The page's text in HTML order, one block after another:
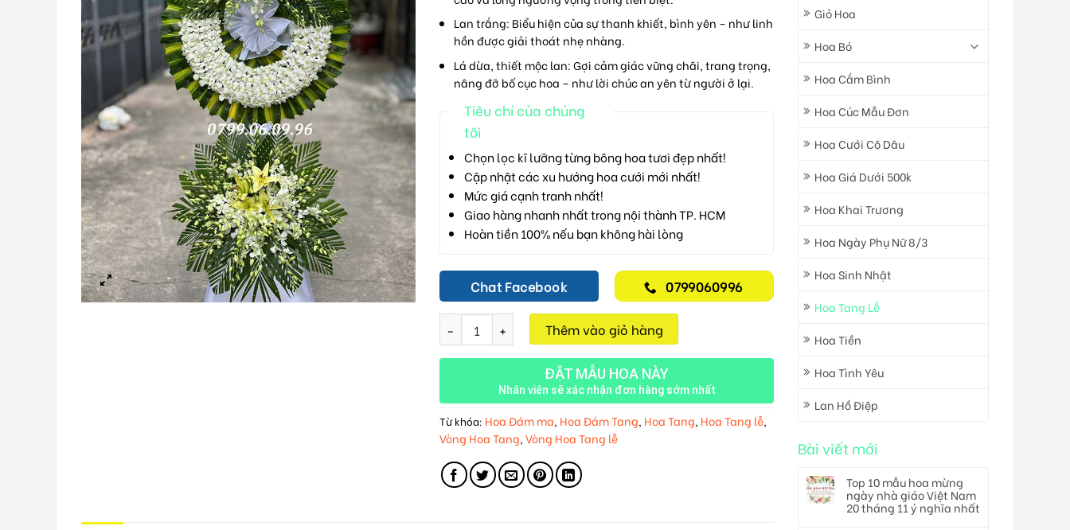
Giỏ Hoa
Hoa Bó
Hoa Cắm Bình
Hoa Cúc Mẫu Đơn
Hoa Cưới Cô Dâu
Hoa Giá Dưới 500k
Hoa Khai Trương
Hoa Ngày Phụ Nữ 8/3
Hoa Sinh Nhật
Hoa Tang Lễ
Hoa Tiền
Hoa Tình Yêu
Lan Hồ Điệp
Bài viết mới
Top 10 mẫu hoa mừng
ngày nhà giáo Việt Nam
20 tháng 11 ý nghĩa nhất
Lan trắng: Biểu hiện của sự thanh khiết, bình yên – như linh
hồn được giải thoát nhẹ nhàng.
Lá dừa, thiết mộc lan:Gợi cảm giác vững chãi, trang trọng,
nâng đỡ bố cục hoa – như lời chúc an yên từ người ở lại.
Tiêu chí của chúng
tôi
Chọn lọc kĩ lưỡng từng bông hoa tươi đẹp nhất!
Cập nhật các xu hướng hoa cưới mới nhất!
Mức giá cạnh tranh nhất!
Giao hàng nhanh nhất trong nội thành TP. HCM
Hoàn tiền 100% nếu bạn không hài lòng
Chat Facebook 0799060996
Nắng Cuối Trời M112 số lượngThêm vào giỏ hàng
ĐẶT MẪU HOA NÀY
Nhân viên sẽ xác nhận đơn hàng sớm nhất
Từ khóa: Hoa Đám ma, Hoa Đám Tang, Hoa Tang, Hoa Tang lễ,
Vòng Hoa Tang, Vòng Hoa Tang lễ